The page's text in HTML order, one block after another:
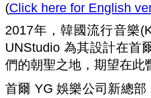
(Click here for English
2017年，韓國流行音樂
UNStudio 為其設計在首
們的朝聖之地，期望在此
首爾 YG 娛樂公司新總